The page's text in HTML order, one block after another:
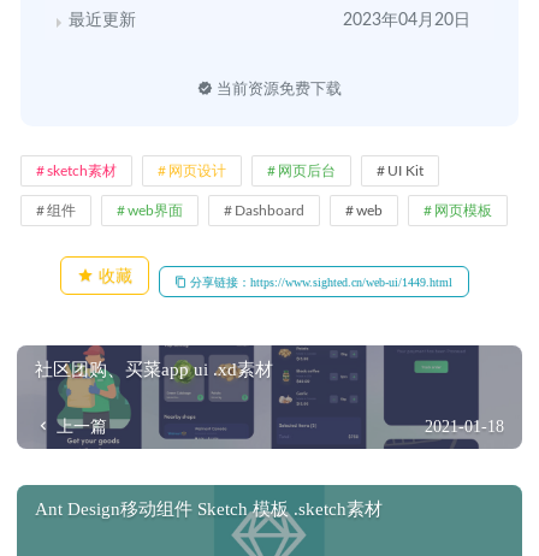
最近更新 2023年04月20日
当前资源免费下载
sketch素材 网页设计 网页后台 UI Kit
组件 web界面 Dashboard web 网页模板
收藏 分享链接：https://www.sighted.cn/web-ui/1449.html
社区团购、买菜app ui .xd素材
上一篇 2021-01-18
Ant Design移动组件 Sketch 模板 .sketch素材